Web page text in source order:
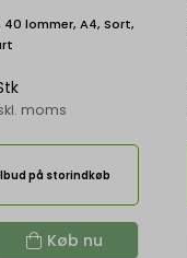
lommer, A4, Sort,
moms
på storindkøb
Køb nu